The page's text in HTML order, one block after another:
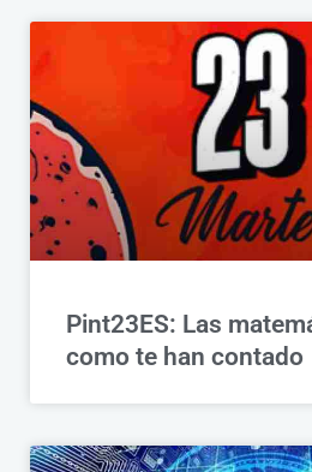
Pint23ES: Las
como te han contado